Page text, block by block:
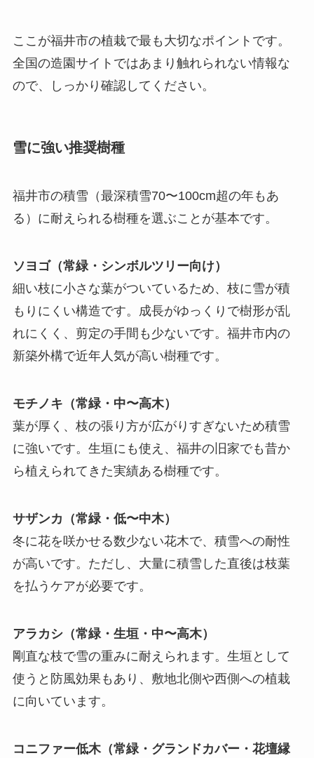
ここが福井市の植栽で最も大切なポイントです。
全国の造園サイトではあまり触れられない情報な
ので、しっかり確認してください。
雪に強い推奨樹種
福井市の積雪（最深積雪70〜100cm超の年もあ
る）に耐えられる樹種を選ぶことが基本です。
ソヨゴ（常緑・シンボルツリー向け）
細い枝に小さな葉がついているため、枝に雪が積
もりにくい構造です。成長がゆっくりで樹形が乱
れにくく、剪定の手間も少ないです。福井市内の
新築外構で近年人気が高い樹種です。
モチノキ（常緑・中〜高木）
葉が厚く、枝の張り方が広がりすぎないため積雪
に強いです。生垣にも使え、福井の旧家でも昔か
ら植えられてきた実績ある樹種です。
サザンカ（常緑・低〜中木）
冬に花を咲かせる数少ない花木で、積雪への耐性
が高いです。ただし、大量に積雪した直後は枝葉
を払うケアが必要です。
アラカシ（常緑・生垣・中〜高木）
剛直な枝で雪の重みに耐えられます。生垣として
使うと防風効果もあり、敷地北側や西側への植栽
に向いています。
コニファー低木（常緑・グランドカバー・花壇縁